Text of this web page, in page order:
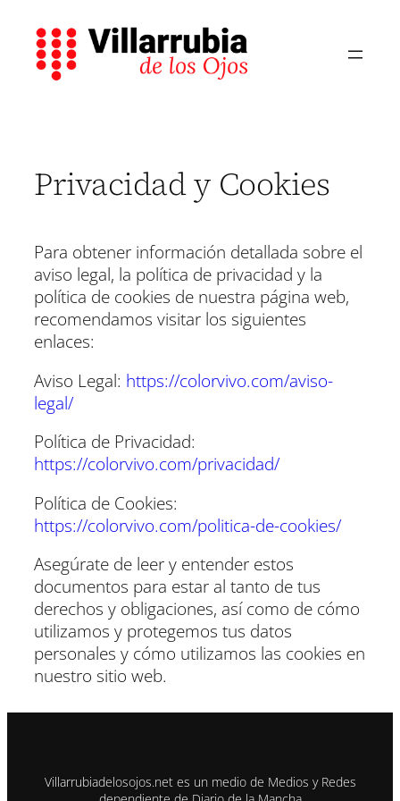
contenido
Privacidad y Cookies
Para obtener información detallada sobre el
aviso legal, la política de privacidad y la
política de cookies de nuestra página web,
recomendamos visitar los siguientes
enlaces:
Aviso Legal: https://colorvivo.com/aviso-
legal/
Política de Privacidad:
https://colorvivo.com/privacidad/
Política de Cookies:
https://colorvivo.com/politica-de-cookies/
Asegúrate de leer y entender estos
documentos para estar al tanto de tus
derechos y obligaciones, así como de cómo
utilizamos y protegemos tus datos
personales y cómo utilizamos las cookies en
nuestro sitio web.
Villarrubiadelosojos.net es un medio de Medios y Redes